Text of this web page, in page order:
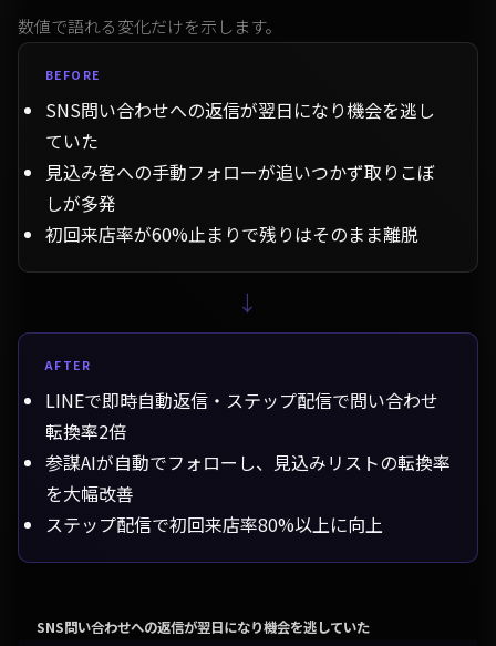
数値で語れる変化だけを示します。
BEFORE
SNS問い合わせへの返信が翌日になり機会を逃し
ていた
見込み客への手動フォローが追いつかず取りこぼ
しが多発
初回来店率が60%止まりで残りはそのまま離脱
→
AFTER
LINEで即時自動返信・ステップ配信で問い合わせ
転換率2倍
参謀AIが自動でフォローし、見込みリストの転換率
を大幅改善
ステップ配信で初回来店率80%以上に向上
SNS問い合わせへの返信が翌日になり機会を逃していた